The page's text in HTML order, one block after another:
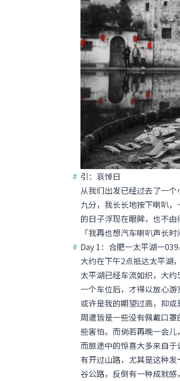
引：哀悼日
从我们出发已经过去了一
九分，我长长地按下喇叭
的日子浮现在眼眸，也不由
「我再也想汽车喇叭声长
Day 1：合肥—太平湖
大约在下午2点抵达太平湖
太平湖已经车流如织，大
一个车位后，才得以放心游
或许是我的期望过高，抑
周遭皆是一些没有佩戴口
些害怕。而倘若再晚一会儿
而旅途中的惊喜大多来自
有开过山路，尤其是这种
谷公路，反倒有一种成就感